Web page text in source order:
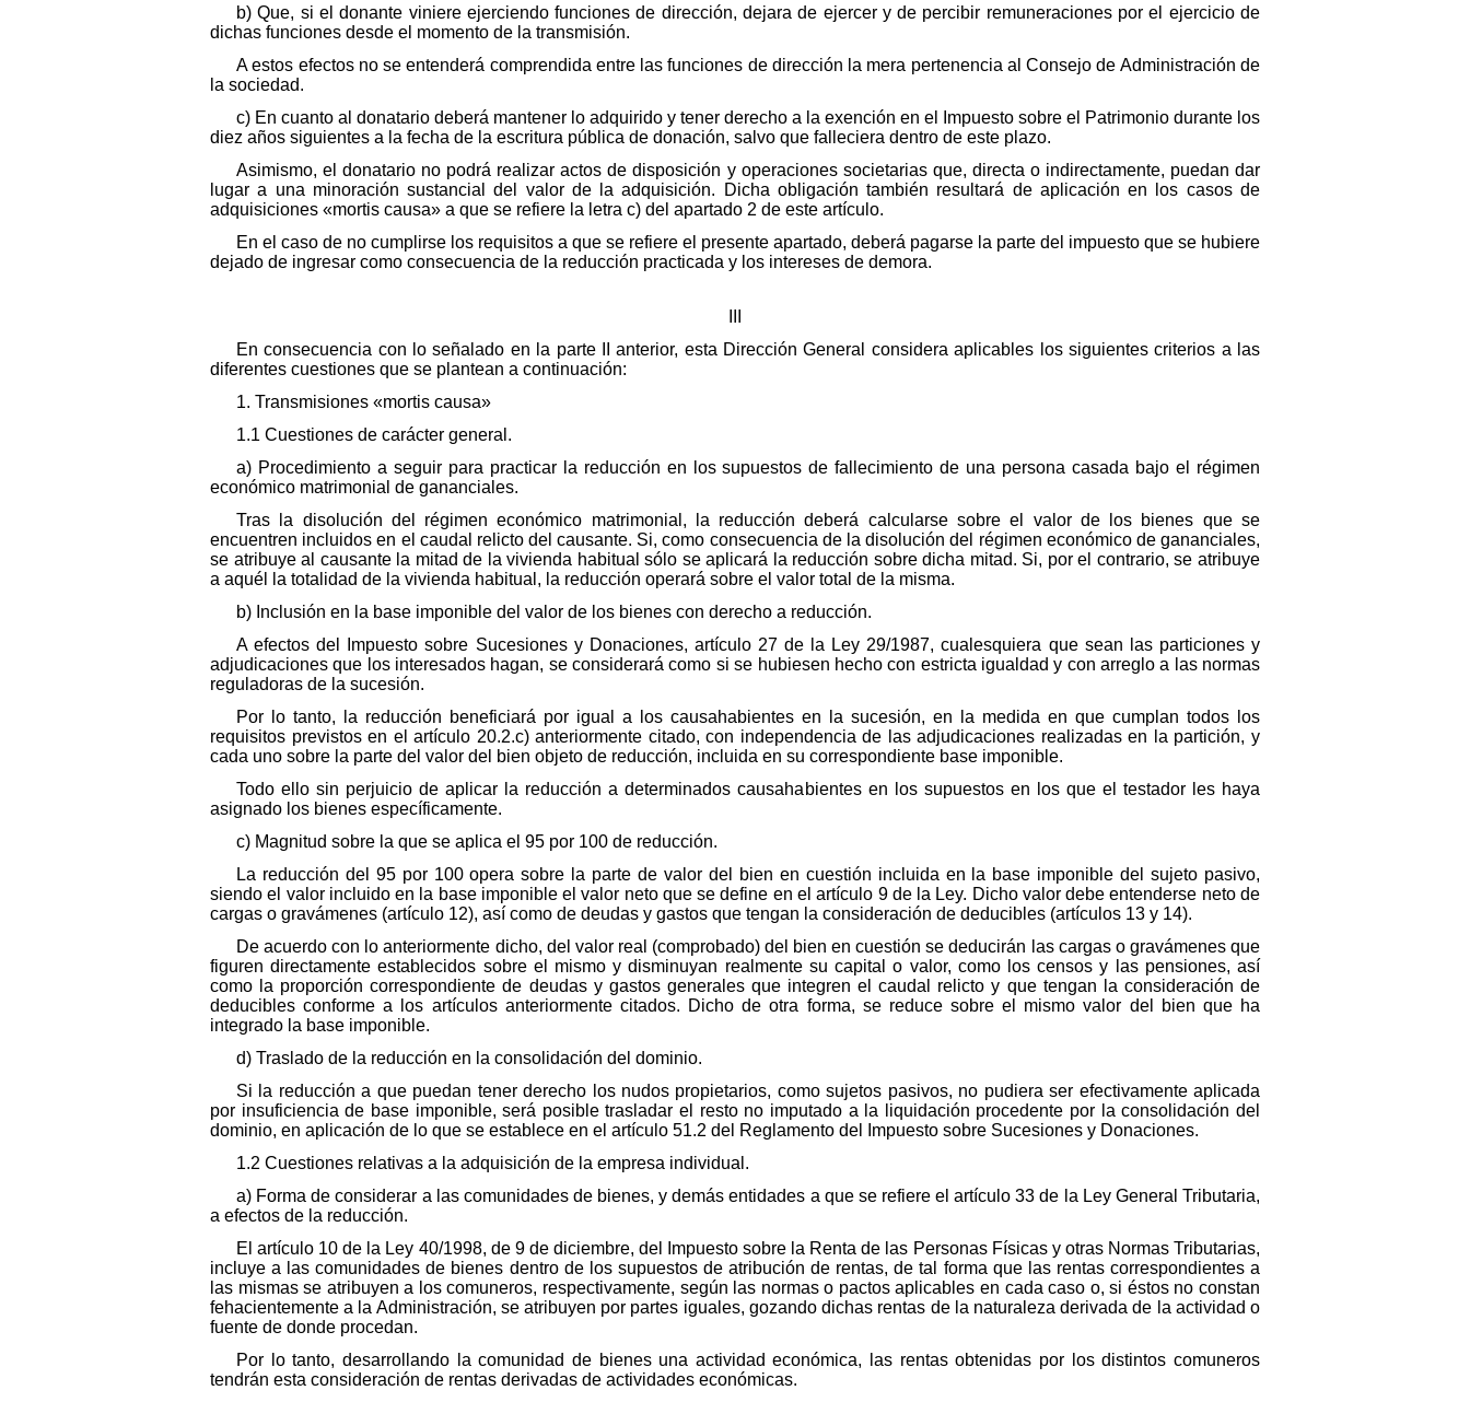
b) Que, si el donante viniere ejerciendo funciones de dirección, dejara de ejercer y de percibir remuneraciones por el ejercicio de
dichas funciones desde el momento de la transmisión.
A estos efectos no se entenderá comprendida entre las funciones de dirección la mera pertenencia al Consejo de Administración de
la sociedad.
c) En cuanto al donatario deberá mantener lo adquirido y tener derecho a la exención en el Impuesto sobre el Patrimonio durante los
diez años siguientes a la fecha de la escritura pública de donación, salvo que falleciera dentro de este plazo.
Asimismo, el donatario no podrá realizar actos de disposición y operaciones societarias que, directa o indirectamente, puedan dar
lugar a una minoración sustancial del valor de la adquisición. Dicha obligación también resultará de aplicación en los casos de
adquisiciones «mortis causa» a que se refiere la letra c) del apartado 2 de este artículo.
En el caso de no cumplirse los requisitos a que se refiere el presente apartado, deberá pagarse la parte del impuesto que se hubiere
dejado de ingresar como consecuencia de la reducción practicada y los intereses de demora.
En consecuencia con lo señalado en la parte II anterior, esta Dirección General considera aplicables los siguientes criterios a las
diferentes cuestiones que se plantean a continuación:
1. Transmisiones «mortis causa»
1.1 Cuestiones de carácter general.
a) Procedimiento a seguir para practicar la reducción en los supuestos de fallecimiento de una persona casada bajo el régimen
económico matrimonial de gananciales.
Tras la disolución del régimen económico matrimonial, la reducción deberá calcularse sobre el valor de los bienes que se
encuentren incluidos en el caudal relicto del causante. Si, como consecuencia de la disolución del régimen económico de gananciales,
se atribuye al causante la mitad de la vivienda habitual sólo se aplicará la reducción sobre dicha mitad. Si, por el contrario, se atribuye
a aquél la totalidad de la vivienda habitual, la reducción operará sobre el valor total de la misma.
b) Inclusión en la base imponible del valor de los bienes con derecho a reducción.
A efectos del Impuesto sobre Sucesiones y Donaciones, artículo 27 de la Ley 29/1987, cualesquiera que sean las particiones y
adjudicaciones que los interesados hagan, se considerará como si se hubiesen hecho con estricta igualdad y con arreglo a las normas
reguladoras de la sucesión.
Por lo tanto, la reducción beneficiará por igual a los causahabientes en la sucesión, en la medida en que cumplan todos los
requisitos previstos en el artículo 20.2.c) anteriormente citado, con independencia de las adjudicaciones realizadas en la partición, y
cada uno sobre la parte del valor del bien objeto de reducción, incluida en su correspondiente base imponible.
Todo ello sin perjuicio de aplicar la reducción a determinados causahabientes en los supuestos en los que el testador les haya
asignado los bienes específicamente.
c) Magnitud sobre la que se aplica el 95 por 100 de reducción.
La reducción del 95 por 100 opera sobre la parte de valor del bien en cuestión incluida en la base imponible del sujeto pasivo,
siendo el valor incluido en la base imponible el valor neto que se define en el artículo 9 de la Ley. Dicho valor debe entenderse neto de
cargas o gravámenes (artículo 12), así como de deudas y gastos que tengan la consideración de deducibles (artículos 13 y 14).
De acuerdo con lo anteriormente dicho, del valor real (comprobado) del bien en cuestión se deducirán las cargas o gravámenes que
figuren directamente establecidos sobre el mismo y disminuyan realmente su capital o valor, como los censos y las pensiones, así
como la proporción correspondiente de deudas y gastos generales que integren el caudal relicto y que tengan la consideración de
deducibles conforme a los artículos anteriormente citados. Dicho de otra forma, se reduce sobre el mismo valor del bien que ha
integrado la base imponible.
d) Traslado de la reducción en la consolidación del dominio.
Si la reducción a que puedan tener derecho los nudos propietarios, como sujetos pasivos, no pudiera ser efectivamente aplicada
por insuficiencia de base imponible, será posible trasladar el resto no imputado a la liquidación procedente por la consolidación del
dominio, en aplicación de lo que se establece en el artículo 51.2 del Reglamento del Impuesto sobre Sucesiones y Donaciones.
1.2 Cuestiones relativas a la adquisición de la empresa individual.
a) Forma de considerar a las comunidades de bienes, y demás entidades a que se refiere el artículo 33 de la Ley General Tributaria,
a efectos de la reducción.
El artículo 10 de la Ley 40/1998, de 9 de diciembre, del Impuesto sobre la Renta de las Personas Físicas y otras Normas Tributarias,
incluye a las comunidades de bienes dentro de los supuestos de atribución de rentas, de tal forma que las rentas correspondientes a
las mismas se atribuyen a los comuneros, respectivamente, según las normas o pactos aplicables en cada caso o, si éstos no constan
fehacientemente a la Administración, se atribuyen por partes iguales, gozando dichas rentas de la naturaleza derivada de la actividad o
fuente de donde procedan.
Por lo tanto, desarrollando la comunidad de bienes una actividad económica, las rentas obtenidas por los distintos comuneros
tendrán esta consideración de rentas derivadas de actividades económicas.